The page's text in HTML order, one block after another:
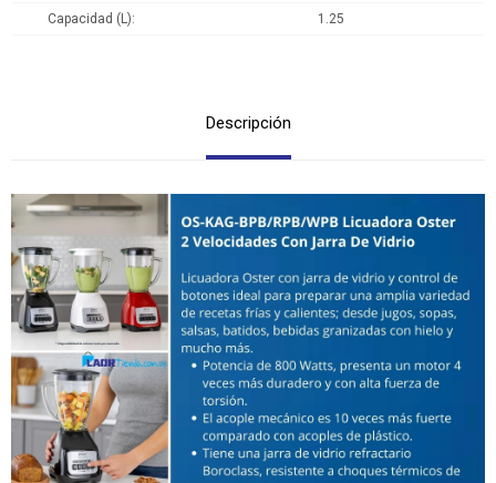
Capacidad (L) 1.25
Descripción